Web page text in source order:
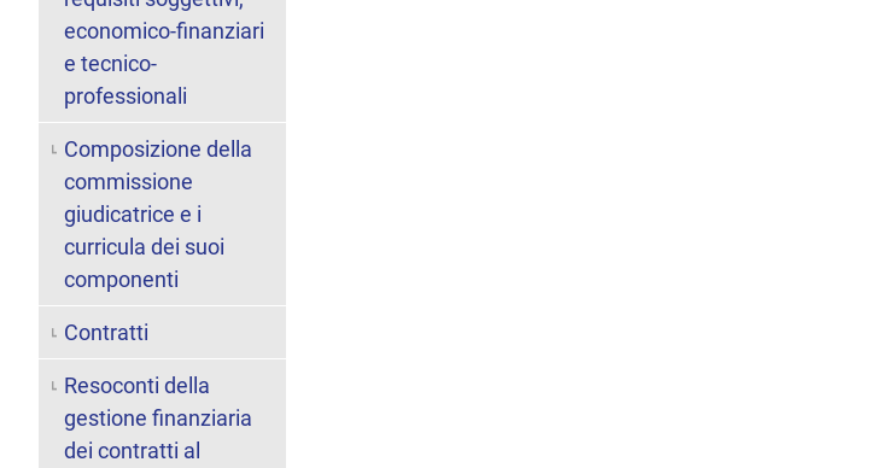
economico-finanziari
e tecnico-
professionali
Composizione della
commissione
giudicatrice e i
curricula dei suoi
componenti
Contratti
Resoconti della
gestione finanziaria
dei contratti al